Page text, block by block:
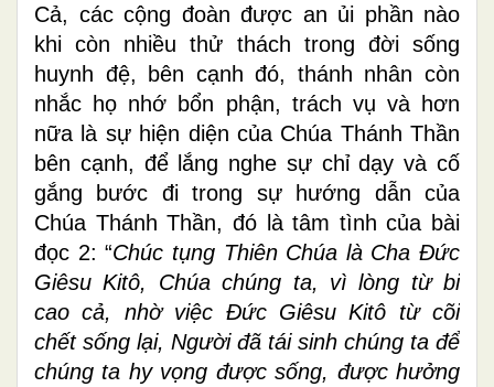
Cả, các cộng đoàn được an ủi phần nào
khi còn nhiều thử thách trong đời sống
huynh đệ, bên cạnh đó, thánh nhân còn
nhắc họ nhớ bổn phận, trách vụ và hơn
nữa là sự hiện diện của Chúa Thánh Thần
bên cạnh, để lắng nghe sự chỉ dạy và cố
gắng bước đi trong sự hướng dẫn của
Chúa Thánh Thần, đó là tâm tình của bài
đọc 2: “Chúc tụng Thiên Chúa là Cha Ðức
Giêsu Kitô, Chúa chúng ta, vì lòng từ bi
cao cả, nhờ việc Ðức Giêsu Kitô từ cõi
chết sống lại, Người đã tái sinh chúng ta để
chúng ta hy vọng được sống, được hưởng